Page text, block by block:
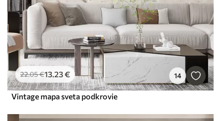
22.05€13.23€ 14
Vintage mapa sveta podkrovie